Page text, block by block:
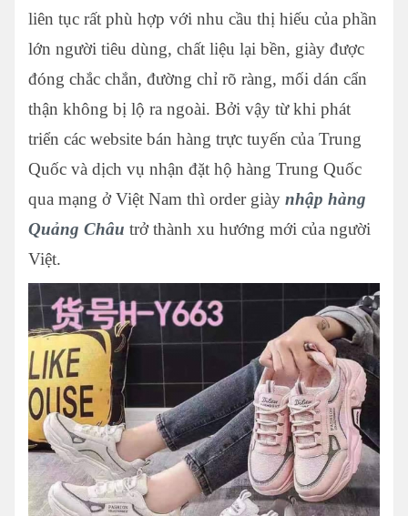
liên tục rất phù hợp với nhu cầu thị hiếu của phần
lớn người tiêu dùng, chất liệu lại bền, giày được
đóng chắc chắn, đường chỉ rõ ràng, mối dán cẩn
thận không bị lộ ra ngoài. Bởi vậy từ khi phát
triển các website bán hàng trực tuyến của Trung
Quốc và dịch vụ nhận đặt hộ hàng Trung Quốc
qua mạng ở Việt Nam thì order giày nhập hàng
Quảng Châu trở thành xu hướng mới của người
Việt.